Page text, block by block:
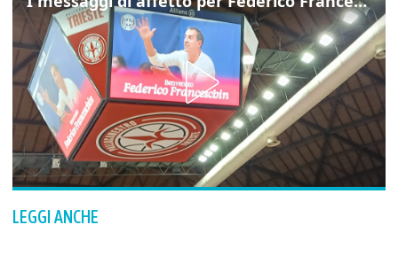
LEGGI ANCHE